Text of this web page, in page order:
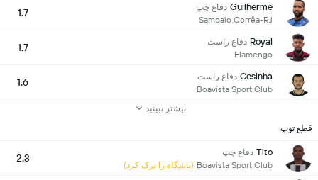
Guilherme دفاع چپ
Sampaio Corrêa-RJ
1.7
Royal دفاع راست
Flamengo
1.7
Cesinha دفاع راست
Boavista Sport Club
1.6
بیشتر ببینید
قطع توپ
Tito دفاع چپ
Boavista Sport Club (باشگاه را ترک کرد)
2.3